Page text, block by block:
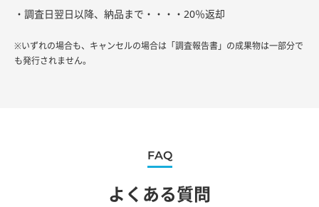
・調査日翌日以降、納品まで・・・・20％返却
※いずれの場合も、キャンセルの場合は「調査報告書」の成果物は一部分で
も発行されません。
FAQ
よくある質問